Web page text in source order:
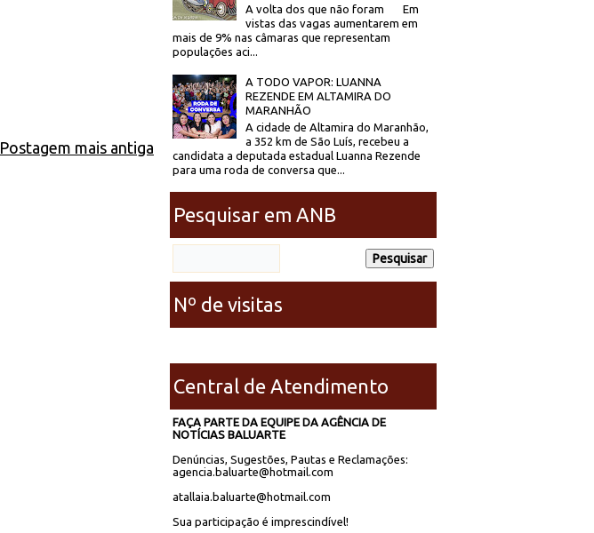
Postagem mais antiga
A volta dos que não foram Em
vistas das vagas aumentarem em
mais de 9% nas câmaras que representam
populações aci...
A TODO VAPOR: LUANNA
REZENDE EM ALTAMIRA DO
MARANHÃO
A cidade de Altamira do Maranhão,
a 352 km de São Luís, recebeu a
candidata a deputada estadual Luanna Rezende
para uma roda de conversa que...
Pesquisar em ANB
Nº de visitas
Central de Atendimento
FAÇA PARTE DA EQUIPE DA AGÊNCIA DE
NOTÍCIAS BALUARTE
Denúncias, Sugestões, Pautas e Reclamações:
agencia.baluarte@hotmail.com
atallaia.baluarte@hotmail.com
Sua participação é imprescindível!